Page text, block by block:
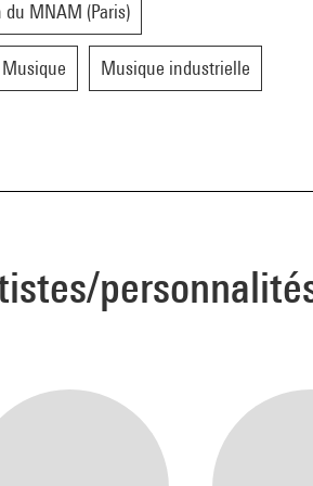
du MNAM (Paris)
Musique Musique industrielle